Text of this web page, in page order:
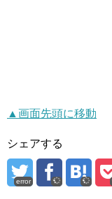
▲画面先頭に移動
シェアする
error